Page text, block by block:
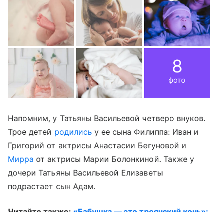
8
фото
Напомним, у Татьяны Васильевой четверо внуков.
Трое детей родились у ее сына Филиппа: Иван и
Григорий от актрисы Анастасии Бегуновой и
Мирра от актрисы Марии Болонкиной. Также у
дочери Татьяны Васильевой Елизаветы
подрастает сын Адам.